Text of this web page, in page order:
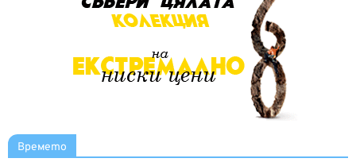
Времето